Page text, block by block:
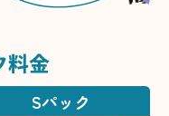
料金
Sパック